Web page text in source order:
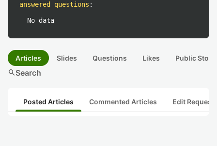
answered questions :
No data
Articles Slides Questions Likes Public
searchSearch
Posted Articles Commented Articles Edit